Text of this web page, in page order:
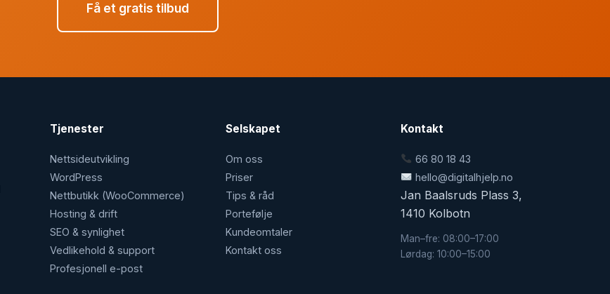
Få et gratis tilbud
Tjenester
Nettside­utvikling
WordPress
Nettbutikk (WooCommerce)
Hosting & drift
SEO & synlighet
Vedlikehold & support
Profesjonell e-post
Selskapet
Om oss
Priser
Tips & råd
Portefølje
Kundeomtaler
Kontakt oss
Kontakt
66 80 18 43
hello@digitalhjelp.no
Jan Baalsruds Plass 3,
1410 Kolbotn
Man–fre: 08:00–17:00
Lørdag: 10:00–15:00